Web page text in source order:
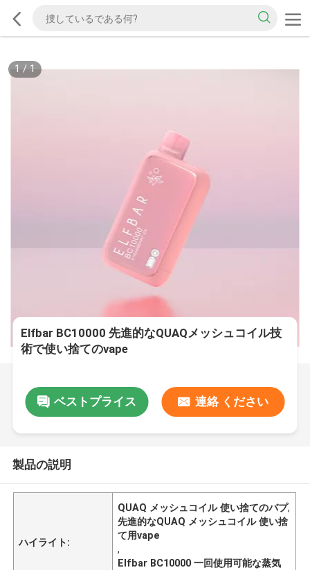
1 / 1
Elfbar BC10000 先進的なQUAQメッシュコイル技
術で使い捨てのvape
ベストプライス 連絡 ください
製品の説明
ハイライト:
QUAQ メッシュコイル 使い捨てのバプ,
先進的なQUAQ メッシュコイル 使い捨
て用vape
,
Elfbar BC10000 一回使用可能な蒸気